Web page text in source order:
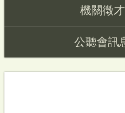
機關徵才
公聽會訊